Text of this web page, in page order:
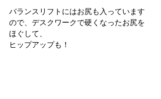
バランスリフトにはお尻も入っています
ので、デスクワークで硬くなったお尻を
ほぐして、
ヒップアップも！